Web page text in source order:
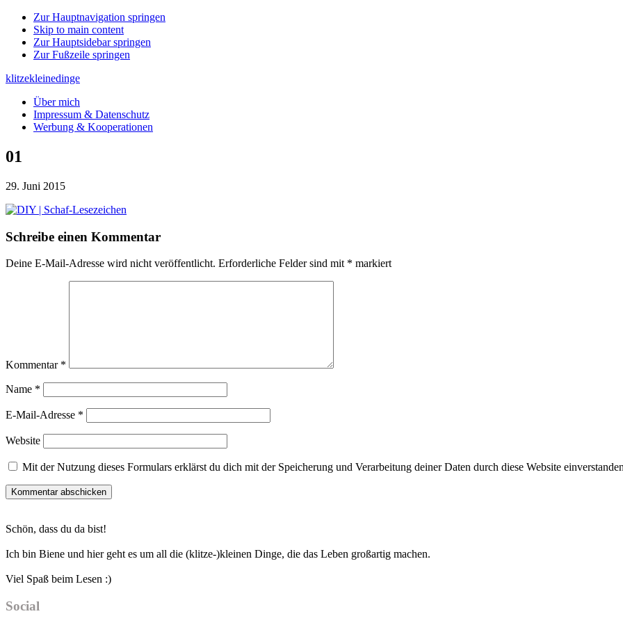
Zur Hauptnavigation springen
Skip to main content
Zur Hauptsidebar springen
Zur Fußzeile springen
klitzekleinedinge
Über mich
Impressum & Datenschutz
Werbung & Kooperationen
01
29. Juni 2015
Leser-
Schreibe einen Kommentar
Deine E-Mail-Adresse wird nicht veröffentlicht. Erforderliche Felder sind mit * markiert
Kommentar *
Name *
E-Mail-Adresse *
Website
Mit der Nutzung dieses Formulars erklärst du dich mit der Speicherung und Verarbeitung deiner Daten durch diese Website
Sidebar
Schön, dass du da bist!
Ich bin Biene und hier geht es um all die (klitze-)kleinen Dinge, die das Leben großartig machen.
Viel Spaß beim Lesen :)
Social